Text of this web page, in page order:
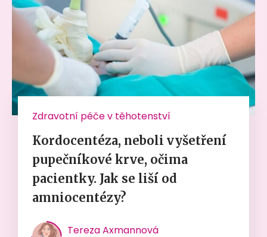
Zdravotní péče v těhotenství
Kordocentéza, neboli vyšetření
pupečníkové krve, očima
pacientky. Jak se liší od
amniocentézy?
Tereza Axmannová